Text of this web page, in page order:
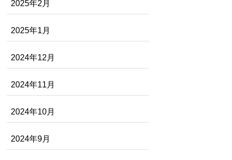
2025年2月
2025年1月
2024年12月
2024年11月
2024年10月
2024年9月